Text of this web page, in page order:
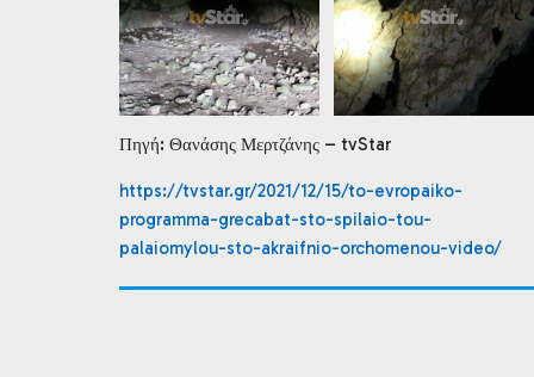
Πηγή: Θανάσης Μερτζάνης – tvStar
https://tvstar.gr/2021/12/15/to-evropaiko-
programma-grecabat-sto-spilaio-tou-
palaiomylou-sto-akraifnio-orchomenou-video/